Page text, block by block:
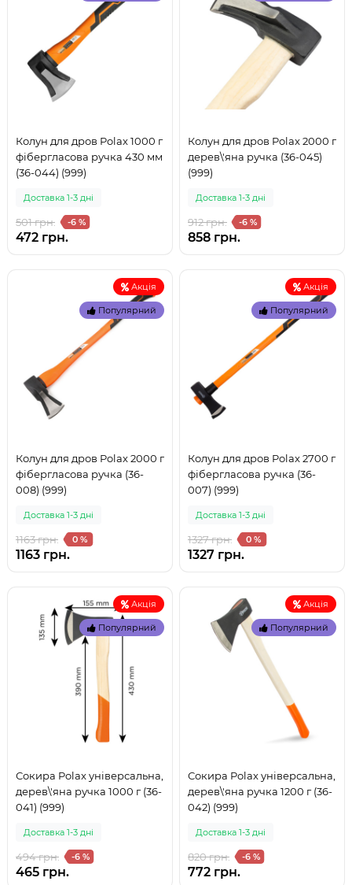
Колун для дров Polax 1000 г
фібергласова ручка 430 мм
(36-044) (999)
Доставка 1-3 дні
501 грн. -6 %
472 грн.
Колун для дров Polax 2000 г
дерев\'яна ручка (36-045)
(999)
Доставка 1-3 дні
912 грн. -6 %
858 грн.
Акція
Популярний
Колун для дров Polax 2000 г
фібергласова ручка (36-
008) (999)
Доставка 1-3 дні
1163 грн. 0 %
1163 грн.
Акція
Популярний
Колун для дров Polax 2700 г
фібергласова ручка (36-
007) (999)
Доставка 1-3 дні
1327 грн. 0 %
1327 грн.
Акція
Популярний
Сокира Polax універсальна,
дерев\'яна ручка 1000 г (36-
041) (999)
Доставка 1-3 дні
494 грн. -6 %
465 грн.
Акція
Популярний
Сокира Polax універсальна,
дерев\'яна ручка 1200 г (36-
042) (999)
Доставка 1-3 дні
820 грн. -6 %
772 грн.